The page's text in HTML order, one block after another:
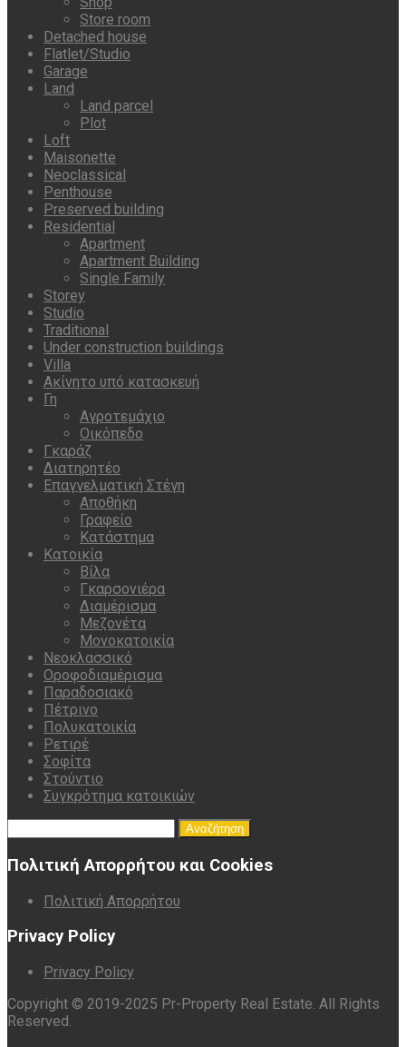
Store room
Detached house
Flatlet/Studio
Garage
Land
Land parcel
Plot
Loft
Maisonette
Neoclassical
Penthouse
Preserved building
Residential
Apartment
Apartment Building
Single Family
Storey
Studio
Traditional
Under construction buildings
Villa
Ακίνητο υπό κατασκευή
Γη
Αγροτεμάχιο
Οικόπεδο
Γκαράζ
Διατηρητέο
Επαγγελματική Στέγη
Αποθήκη
Γραφείο
Κατάστημα
Κατοικία
Βίλα
Γκαρσονιέρα
Διαμέρισμα
Μεζονέτα
Μονοκατοικία
Νεοκλασσικό
Οροφοδιαμέρισμα
Παραδοσιακό
Πέτρινο
Πολυκατοικία
Ρετιρέ
Σοφίτα
Στούντιο
Συγκρότημα κατοικιών
για:
Πολιτική Απορρήτου και Cookies
Πολιτική Απορρήτου
Privacy Policy
Privacy Policy
Copyright © 2019-2025 Pr-Property Real Estate. All Rights
Reserved.